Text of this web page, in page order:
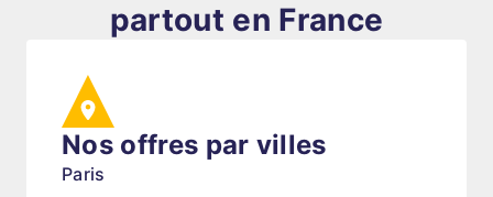
partout en France
Nos offres par villes
Paris